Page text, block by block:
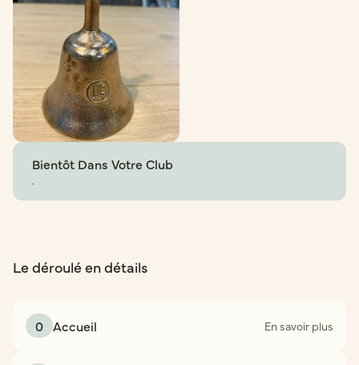
Bientôt Dans Votre Club
.
Le déroulé en détails
0 Accueil En savoir plus